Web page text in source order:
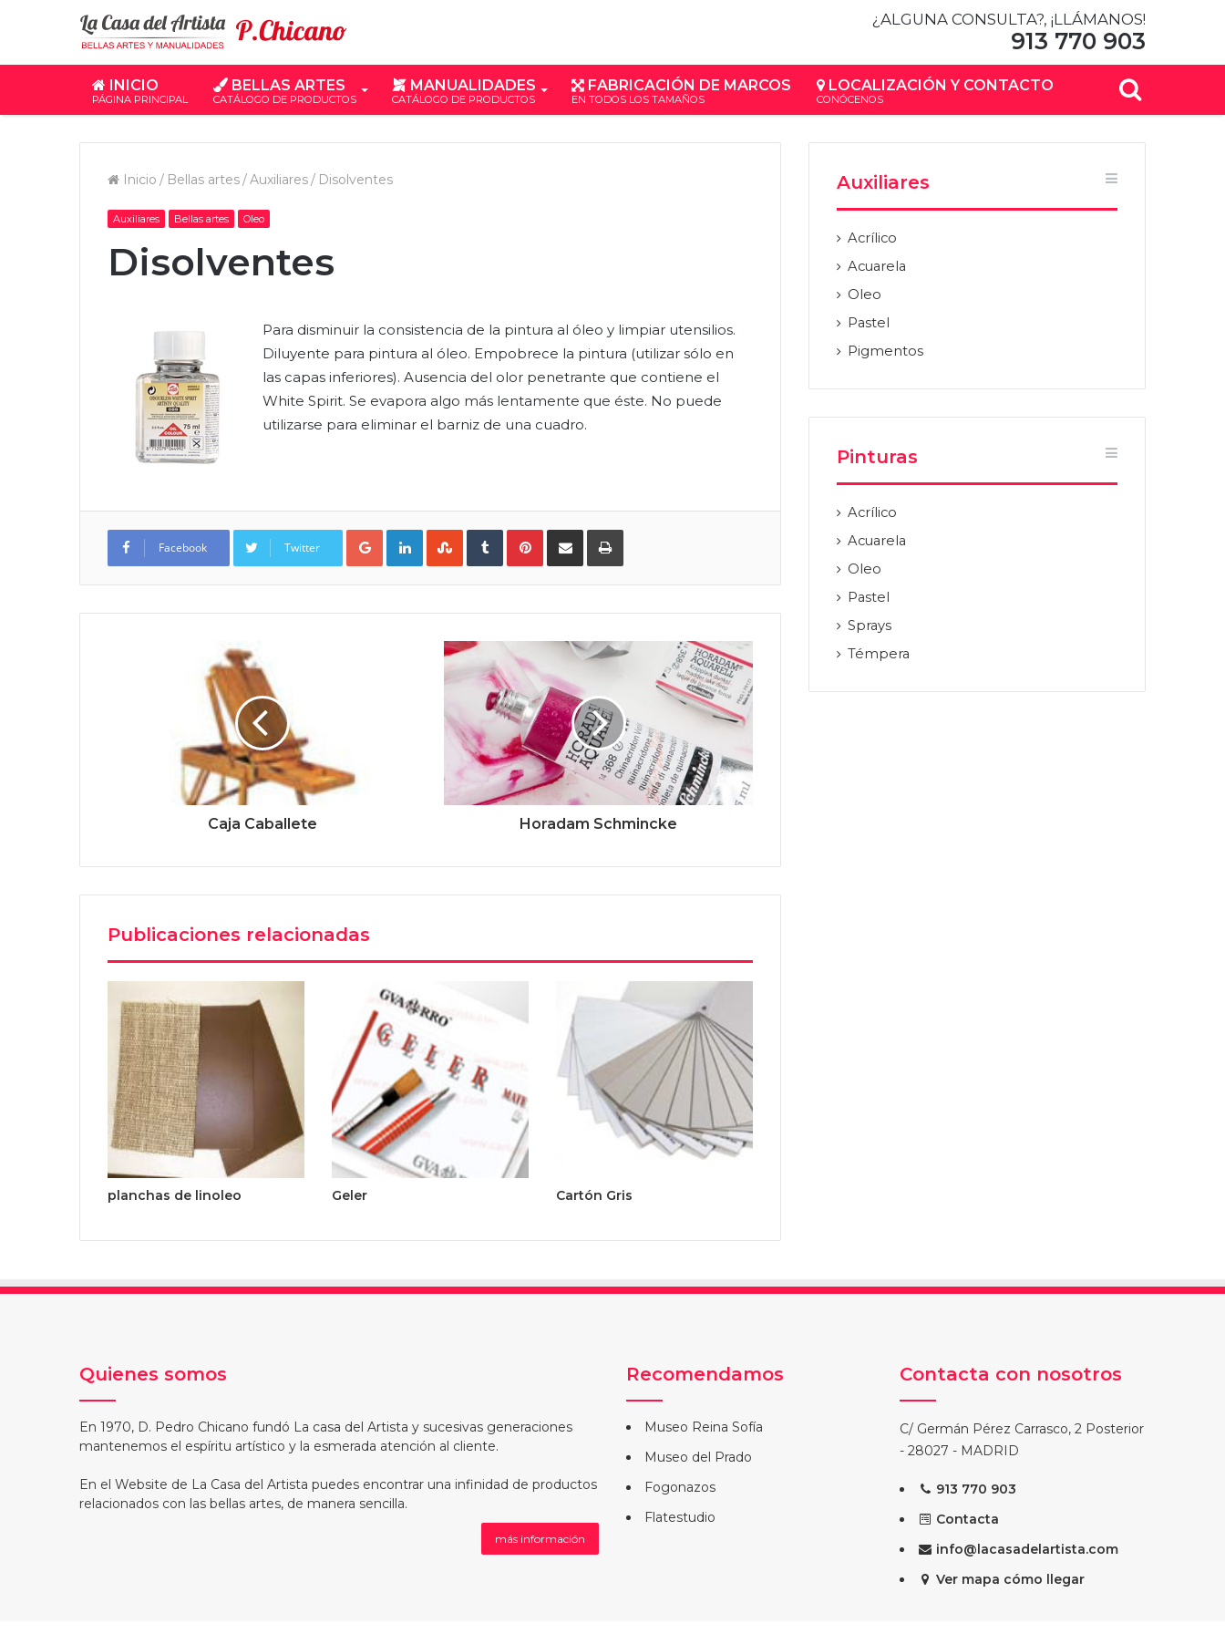
¿ALGUNA CONSULTA?, ¡LLÁMANOS!
913 770 903
INICIO
PÁGINA PRINCIPAL
BELLAS ARTES
CATÁLOGO DE PRODUCTOS
MANUALIDADES
CATÁLOGO DE PRODUCTOS
FABRICACIÓN DE MARCOS
EN TODOS LOS TAMAÑOS
LOCALIZACIÓN Y CONTACTO
CONÓCENOS
Inicio / Bellas artes/Auxiliares/ Disolventes
Auxiliares Bellas artes Oleo
Disolventes
Para disminuir la consistencia de la pintura al óleo y limpiar utensilios.
Diluyente para pintura al óleo. Empobrece la pintura (utilizar sólo en
las capas inferiores). Ausencia del olor penetrante que contiene el
White Spirit. Se evapora algo más lentamente que éste. No puede
utilizarse para eliminar el barniz de una cuadro.
Facebook Twitter
Google+ LinkedIn StumbleUpon Tumblr Pinterest Compartir por correo electrónico
Caja Caballete Horadam Schmincke
Publicaciones relacionadas
planchas de linoleo Geler Cartón Gris
Auxiliares
Acrílico
Acuarela
Oleo
Pastel
Pigmentos
Pinturas
Acrílico
Acuarela
Oleo
Pastel
Sprays
Témpera
Quienes somos
En 1970, D. Pedro Chicano fundó La casa del Artista y sucesivas generaciones
mantenemos el espíritu artístico y la esmerada atención al cliente.
En el Website de La Casa del Artista puedes encontrar una infinidad de productos
relacionados con las bellas artes, de manera sencilla.
más información
Recomendamos
Museo Reina Sofía
Museo del Prado
Fogonazos
Flatestudio
Contacta con nosotros
C/ Germán Pérez Carrasco, 2 Posterior
- 28027 - MADRID
913 770 903
Contacta
info@lacasadelartista.com
Ver mapa cómo llegar